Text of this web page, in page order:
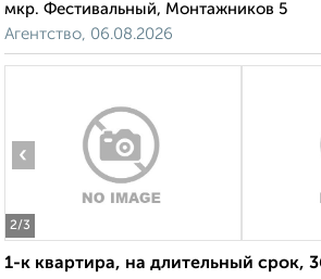
мкр. Фестивальный, Монтажников 5
Агентство, 06.08.2026
2/3
‹
1-к квартира, на длительный срок,